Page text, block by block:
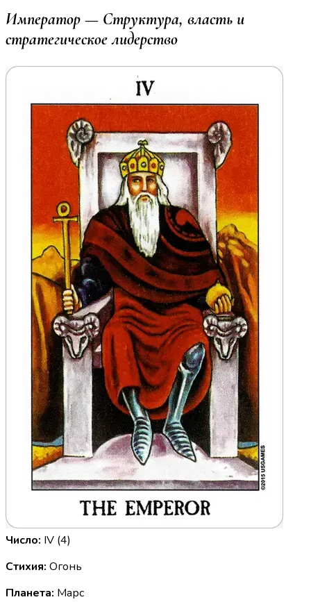
Император — Структура, власть и
стратегическое лидерство
Число: IV (4)
Стихия: Огонь
Планета: Марс